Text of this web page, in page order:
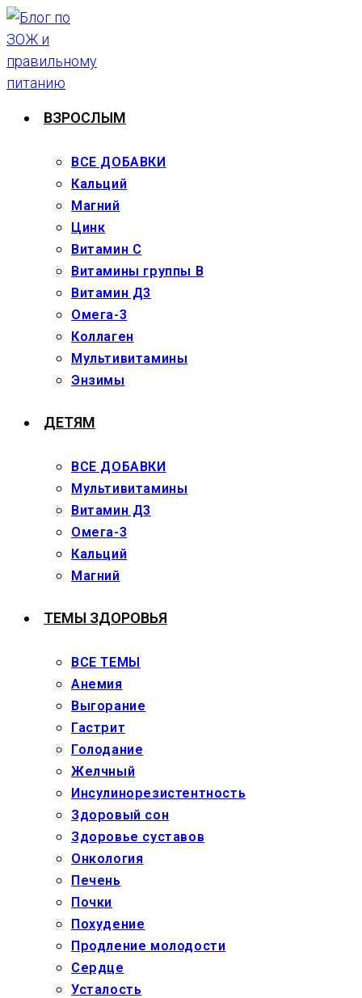
Перейти
к
содержимому
ВЗРОСЛЫМ
ВСЕ ДОБАВКИ
Кальций
Магний
Цинк
Витамин С
Витамины группы В
Витамин Д3
Омега-3
Коллаген
Мультивитамины
Энзимы
ДЕТЯМ
ВСЕ ДОБАВКИ
Мультивитамины
Витамин Д3
Омега-3
Кальций
Магний
ТЕМЫ ЗДОРОВЬЯ
ВСЕ ТЕМЫ
Анемия
Выгорание
Гастрит
Голодание
Желчный
Инсулинорезистентность
Здоровый сон
Здоровье суставов
Онкология
Печень
Почки
Похудение
Продление молодости
Сердце
Усталость